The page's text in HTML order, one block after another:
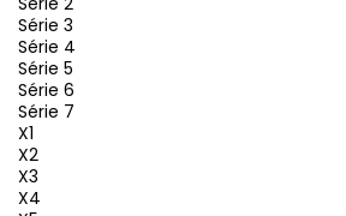
Série 3
Série 4
Série 5
Série 6
Série 7
X1
X2
X3
X4